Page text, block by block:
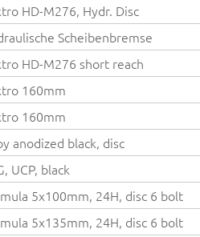
HD-M276, Hydr. Disc
Scheibenbremse
HD-M276 short reach
160mm
160mm
anodized black, disc
UCP, black
5x100mm, 24H, disc 6 bolt
5x135mm, 24H, disc 6 bolt